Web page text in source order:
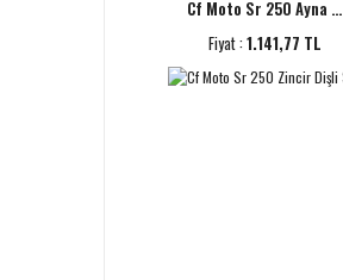
Cf Moto Sr 250 Ayna ...
Fiyat : 1.141,77 TL